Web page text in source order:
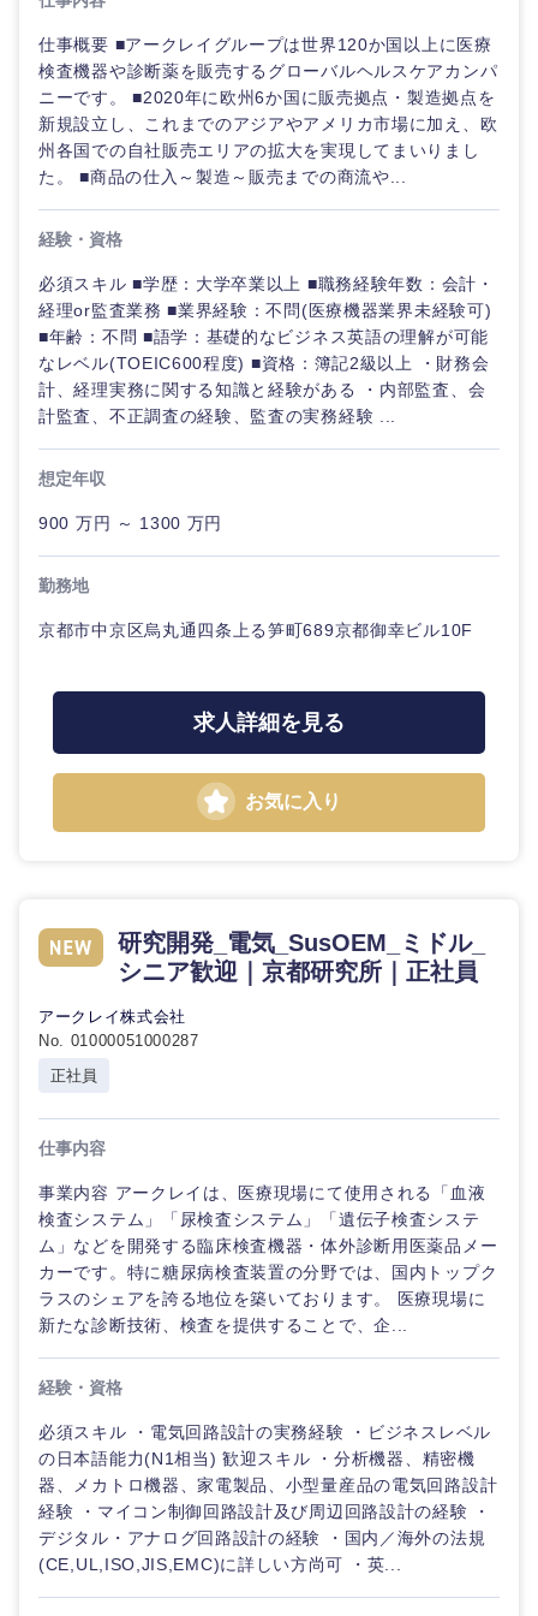
九州・沖縄
福岡県 佐賀県
長崎県 熊本県
大分県
仕事概要 ■アークレイグループは世界120か国以上に医療
検査機器や診断薬を販売するグローバルヘルスケアカンパ
ニーです。 ■2020年に欧州6か国に販売拠点・製造拠点を
新規設立し、これまでのアジアやアメリカ市場に加え、欧
州各国での自社販売エリアの拡大を実現してまいりまし
た。 ■商品の仕入～製造～販売までの商流や...
経験・資格
必須スキル ■学歴：大学卒業以上 ■職務経験年数：会計・
経理or監査業務 ■業界経験：不問(医療機器業界未経験可)
■年齢：不問 ■語学：基礎的なビジネス英語の理解が可能
なレベル(TOEIC600程度) ■資格：簿記2級以上 ・財務会
計、経理実務に関する知識と経験がある ・内部監査、会
計監査、不正調査の経験、監査の実務経験 ...
想定年収
900 万円 ～ 1300 万円
勤務地
京都市中京区烏丸通四条上る笋町689京都御幸ビル10F
求人詳細を見る
お気に入り
研究開発_電気_SusOEM_ミドル_
シニア歓迎｜京都研究所｜正社員
アークレイ株式会社
No. 01000051000287
正社員
仕事内容
事業内容 アークレイは、医療現場にて使用される「血液
検査システム」「尿検査システム」「遺伝子検査システ
ム」などを開発する臨床検査機器・体外診断用医薬品メー
カーです。特に糖尿病検査装置の分野では、国内トップク
ラスのシェアを誇る地位を築いております。 医療現場に
新たな診断技術、検査を提供することで、企...
経験・資格
必須スキル ・電気回路設計の実務経験 ・ビジネスレベル
の日本語能力(N1相当) 歓迎スキル ・分析機器、精密機
器、メカトロ機器、家電製品、小型量産品の電気回路設計
経験 ・マイコン制御回路設計及び周辺回路設計の経験 ・
デジタル・アナログ回路設計の経験 ・国内／海外の法規
(CE,UL,ISO,JIS,EMC)に詳しい方尚可 ・英...